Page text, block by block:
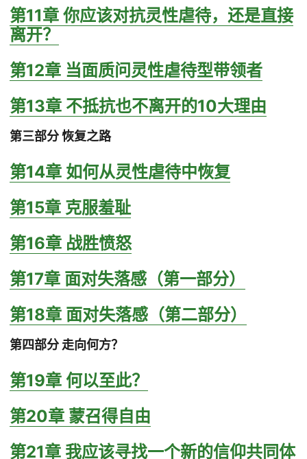
第11章 你应该对抗灵性虐待，还是直接
离开？
第12章 当面质问灵性虐待型带领者
第13章 不抵抗也不离开的10大理由
第三部分 恢复之路
第14章 如何从灵性虐待中恢复
第15章 克服羞耻
第16章 战胜愤怒
第17章 面对失落感（第一部分）
第18章 面对失落感（第二部分）
第四部分 走向何方？
第19章 何以至此？
第20章 蒙召得自由
第21章 我应该寻找一个新的信仰共同体